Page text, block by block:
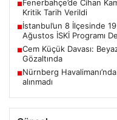
■Fenerbahçe’de Cihan
Kritik Tarih Verildi
■İstanbul’un 8 İlçesinde
Ağustos İSKİ Programı
■Cem Küçük Davası:
Gözaltında
■Nürnberg
alınmadı